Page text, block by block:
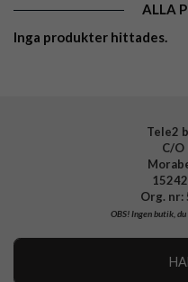
ALLA
Inga produkter hittades.
Tele2
C/O
Org. nr:
OBS!Ingen butik,